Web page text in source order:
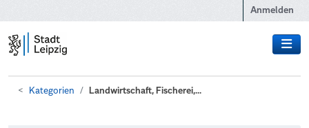
Anmelden
Kategorien Landwirtschaft, Fischerei,...